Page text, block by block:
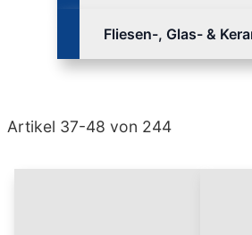
Fliesen-, Glas- &
Artikel 37-48 von 244